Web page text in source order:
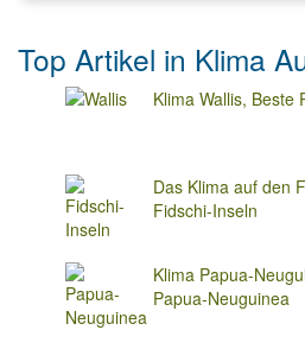
Top Artikel in Klima
Klima Wallis, Beste
Das Klima auf den
Fidschi-Inseln
Klima Papua-
Papua-Neuguinea